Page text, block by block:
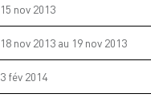
15 nov 2013
18 nov 2013 au 19 nov 2013
3 fév 2014